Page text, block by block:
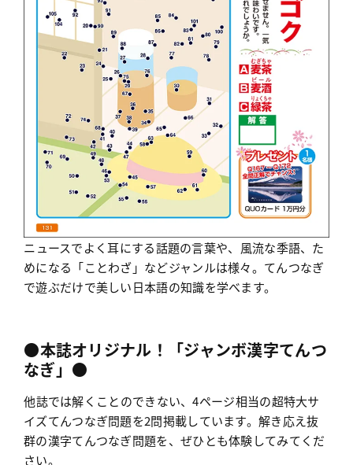
ニュースでよく耳にする話題の言葉や、風流な季語、た
めになる「ことわざ」などジャンルは様々。てんつなぎ
で遊ぶだけで美しい日本語の知識を学べます。
●本誌オリジナル！「ジャンボ漢字てんつ
なぎ」●
他誌では解くことのできない、4ページ相当の超特大サ
イズてんつなぎ問題を2問掲載しています。解き応え抜
群の漢字てんつなぎ問題を、ぜひとも体験してみてくだ
さい。